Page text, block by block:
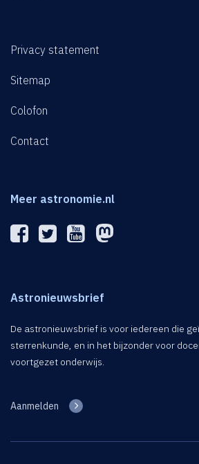
Privacy statement
Sitemap
Colofon
Contact
Meer astronomie.nl
Astronieuwsbrief
De astronieuwsbrief is voor iedereen die
sterrenkunde, en in het bijzonder voor
voortgezet onderwijs.
Aanmelden